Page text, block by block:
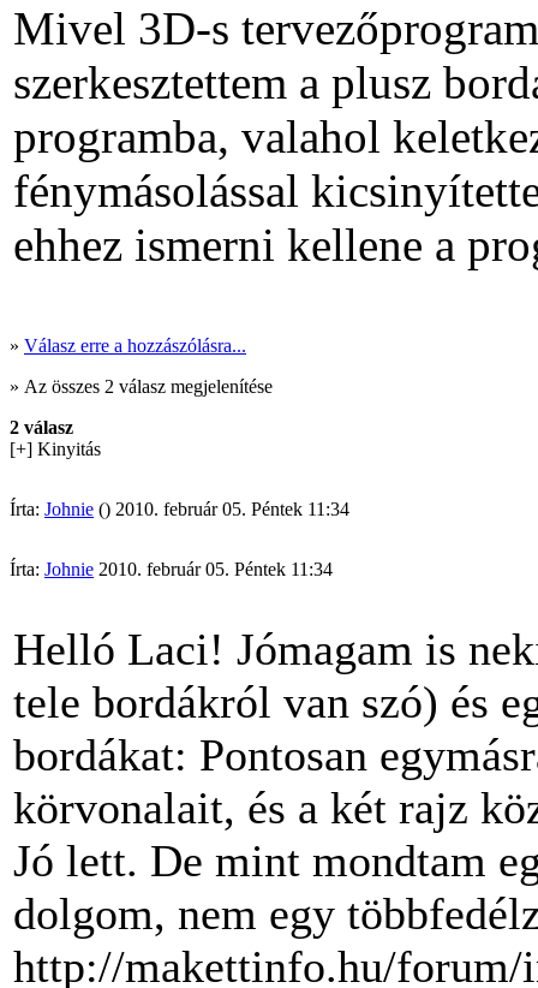
Mivel 3D-s
szerkesztettem a plusz
programba, valahol
fénymásolással
ehhez ismerni kellene a
» Válasz erre a hozzászólásra...
» Az összes 2 válasz megjelenítése
2 válasz
[+] Kinyitás
Írta: Johnie () 2010. február 05. Péntek 11:34
Írta: Johnie 2010. február 05. Péntek 11:34
Helló Laci! Jómagam is
tele bordákról van szó) és
bordákat: Pontosan
körvonalait, és a két rajz
Jó lett. De mint mondtam
dolgom, nem egy
http://makettinfo.hu/forum/